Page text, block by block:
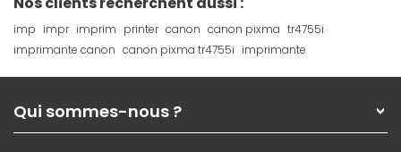
imp impr imprim printer canon canon pixma tr4755i
imprimante canon canon pixma tr4755i imprimante
Qui sommes-nous ?